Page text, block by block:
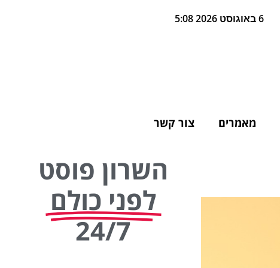
6 באוגוסט 2026 5:08
מאמרים צור קשר
השרון פוסט
לפני כולם
24/7